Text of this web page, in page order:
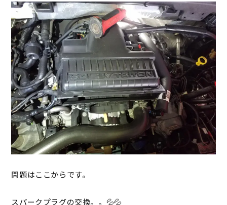
問題はここからです。
スパークプラグの交換。。💦💦